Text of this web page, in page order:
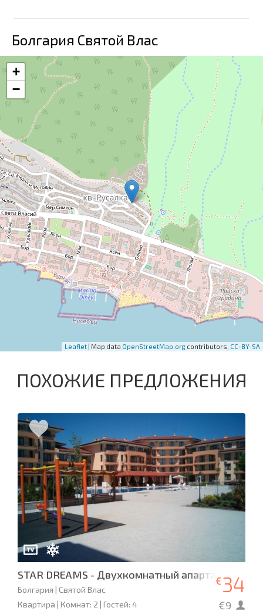
Болгария Святой Влас
+
−
Leaflet | Map data OpenStreetMap.org contributors, CC-BY-SA
ПОХОЖИЕ ПРЕДЛОЖЕНИЯ
STAR DREAMS - Двухкомнатный апартамент
Болгария | Святой Влас
Квартира | Комнат: 2 | Гостей: 4
€34
€9